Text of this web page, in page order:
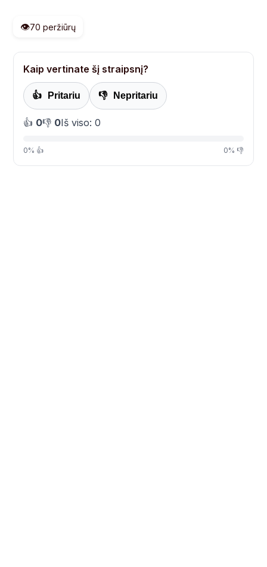
👁️70 peržiūrų
Kaip vertinate šį straipsnį?
👍 Pritariu 👎 Nepritariu
👍 0👎 0Iš viso: 0
0% 👍 0% 👎